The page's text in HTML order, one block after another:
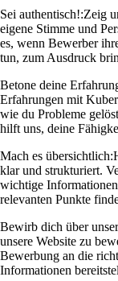
Sei authentisch!:Zeig
eigene Stimme und
es, wenn Bewerber
tun, zum Ausdruck
Betone deine
Erfahrungen mit
wie du Probleme
hilft uns, deine
Mach es übersichtlich:
klar und strukturiert.
wichtige
relevanten Punkte
Bewirb dich über
unsere Website zu
Bewerbung an die
Informationen